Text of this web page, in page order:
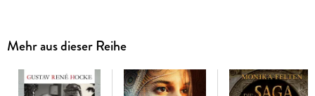
Mehr aus dieser Reihe